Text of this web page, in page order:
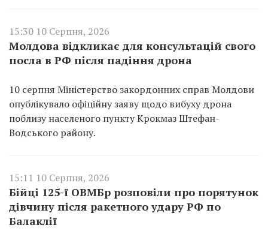
15:30 10 Серпня, 2026
Молдова відкликає для консультацій свого
посла в РФ після падіння дрона
10 серпня Міністерство закордонних справ Молдови
опублікувало офіційну заяву щодо вибуху дрона
поблизу населеного пункту Крокмаз Штефан-
Водського району.
15:11 10 Серпня, 2026
Бійці 125-ї ОВМБр розповіли про порятунок
дівчину після ракетного удару РФ по
Балаклії